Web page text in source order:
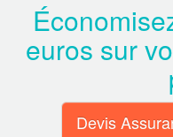
euros sur
Devis